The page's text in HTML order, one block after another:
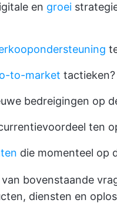
en groei
to-market tactieken?
bedreigingen op
ten
die momenteel op
bovenstaande
diensten en